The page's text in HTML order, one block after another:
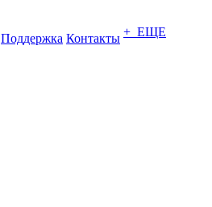
Поддержка Контакты + ЕЩЕ